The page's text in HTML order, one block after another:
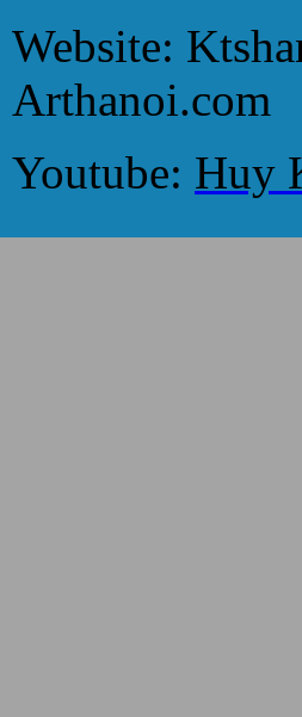
Website:
Arthanoi.com
Youtube: Huy